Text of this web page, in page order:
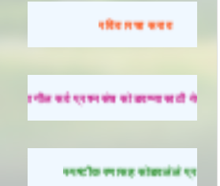
रविवारचा सराव
मागील सर्व प्रश्नसंच सोडवण्यासाठी येथे
स्पष्टीकरणासह सोडवलेले प्रश्न